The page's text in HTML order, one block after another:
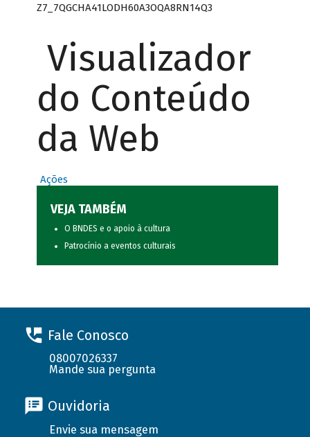
Z7_7QGCHA41LODH60A3OQA8RN14Q3
Visualizador
do Conteúdo
da Web
Ações
VEJA TAMBÉM
O BNDES e o apoio à cultura
Patrocínio a eventos culturais
Fale Conosco
08007026337
Mande sua pergunta
Ouvidoria
Envie sua mensagem